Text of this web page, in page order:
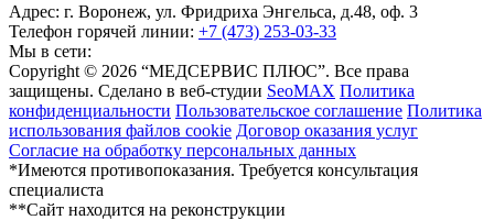
Адрес: г. Воронеж, ул. Фридриха Энгельса, д.48, оф. 3
Телефон горячей линии: +7 (473) 253-03-33
Мы в сети:
Copyright © 2026 “МЕДСЕРВИС ПЛЮС”. Все права
защищены. Сделано в веб-студии SeoMAX Политика
конфиденциальности Пользовательское соглашение Политика
использования файлов cookie Договор оказания услуг
Согласие на обработку персональных данных
*Имеются противопоказания. Требуется консультация
специалиста
**Сайт находится на реконструкции